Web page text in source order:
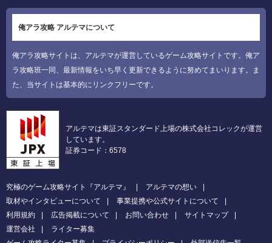
俺アラ攻略 アルテマについて
俺アラ攻略サイトは、アルテマが運営しているゲーム攻略サイトです。俺ア
ラ攻略班一同、最新情報をいち早く更新できるように努めてまいります。ま
た、当サイトは基本的にリンクフリーです。
アルテマは東証スタンダード上場の株式会社コレックが運営
しています。
証券コード：6578
究極のゲーム攻略サイト『アルテマ』
アルテマの想い
取材やインタビューについて
事業提携や公式サイトについて
利用規約
広告掲載について お問い合わせ
サイトマップ
運営会社
ライター募集